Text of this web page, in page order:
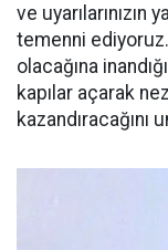
ve
temenni
olacağına
kapılar açarak
kazandıracağını